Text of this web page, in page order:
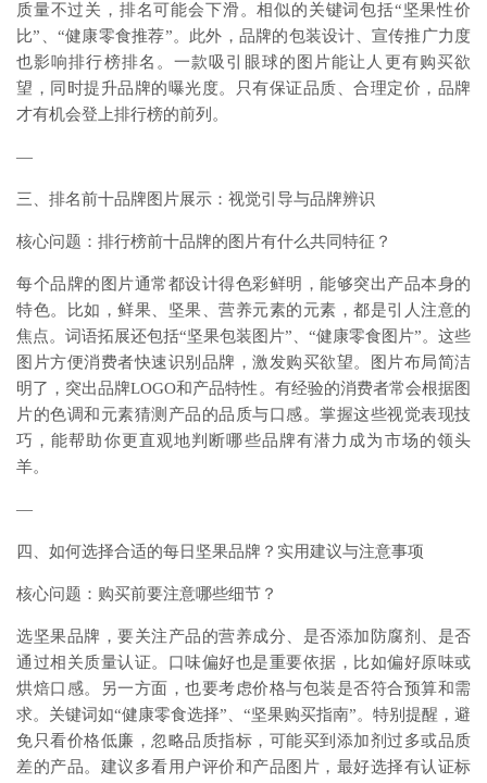
质量不过关，排名可能会下滑。相似的关键词包括“坚果性价
比”、“健康零食推荐”。此外，品牌的包装设计、宣传推广力度
也影响排行榜排名。一款吸引眼球的图片能让人更有购买欲
望，同时提升品牌的曝光度。只有保证品质、合理定价，品牌
才有机会登上排行榜的前列。
—
三、排名前十品牌图片展示：视觉引导与品牌辨识
核心问题：排行榜前十品牌的图片有什么共同特征？
每个品牌的图片通常都设计得色彩鲜明，能够突出产品本身的
特色。比如，鲜果、坚果、营养元素的元素，都是引人注意的
焦点。词语拓展还包括“坚果包装图片”、“健康零食图片”。这些
图片方便消费者快速识别品牌，激发购买欲望。图片布局简洁
明了，突出品牌LOGO和产品特性。有经验的消费者常会根据图
片的色调和元素猜测产品的品质与口感。掌握这些视觉表现技
巧，能帮助你更直观地判断哪些品牌有潜力成为市场的领头
羊。
—
四、如何选择合适的每日坚果品牌？实用建议与注意事项
核心问题：购买前要注意哪些细节？
选坚果品牌，要关注产品的营养成分、是否添加防腐剂、是否
通过相关质量认证。口味偏好也是重要依据，比如偏好原味或
烘焙口感。另一方面，也要考虑价格与包装是否符合预算和需
求。关键词如“健康零食选择”、“坚果购买指南”。特别提醒，避
免只看价格低廉，忽略品质指标，可能买到添加剂过多或品质
差的产品。建议多看用户评价和产品图片，最好选择有认证标